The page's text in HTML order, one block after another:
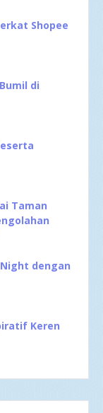
Shopee
di
Taman
dengan
Keren